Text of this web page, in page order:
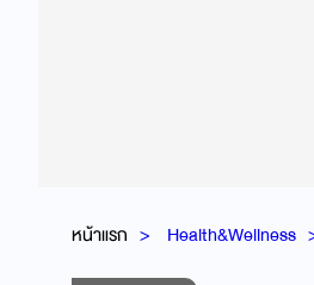
หน้าแรก Health&Wellness